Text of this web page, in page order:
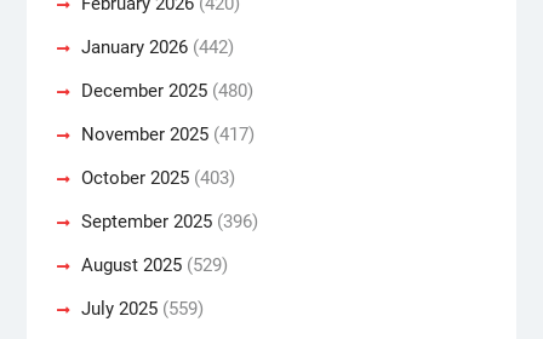
January 2026(442)
December 2025(480)
November 2025(417)
October 2025(403)
September 2025(396)
August 2025(529)
July 2025(559)